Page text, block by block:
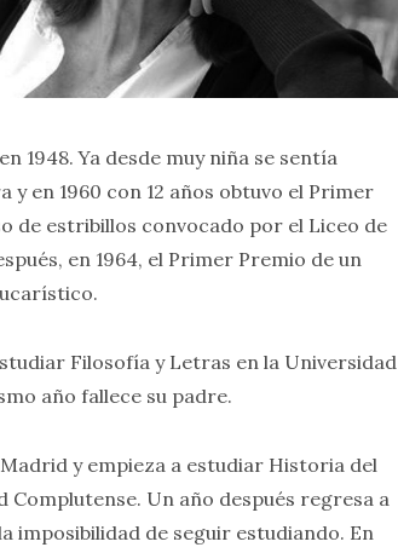
1948. Ya desde muy niña se sentía
y en 1960 con 12 años obtuvo el Primer
de estribillos convocado por el Liceo de
en 1964, el Primer Premio de un
Filosofía y Letras en la Universidad
año fallece su padre.
Madrid y empieza a estudiar Historia del
Complutense. Un año después regresa a
imposibilidad de seguir estudiando. En